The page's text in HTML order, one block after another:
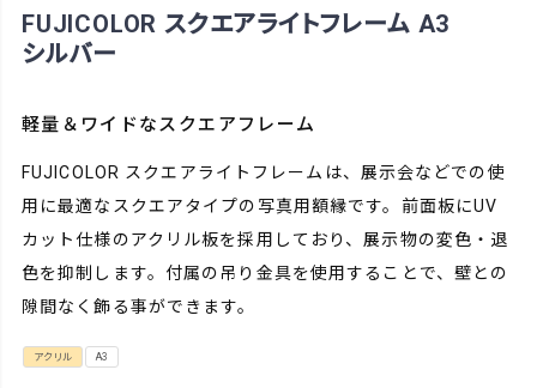
FUJICOLOR スクエアライトフレーム A3
シルバー
軽量＆ワイドなスクエアフレーム
FUJICOLOR スクエアライトフレームは、展示会などでの使
用に最適なスクエアタイプの写真用額縁です。前面板にUV
カット仕様のアクリル板を採用しており、展示物の変色・退
色を抑制します。付属の吊り金具を使用することで、壁との
隙間なく飾る事ができます。
アクリル A3